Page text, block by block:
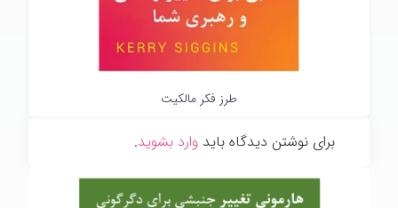
طرز فکر مالکیت
برای نوشتن دیدگاه باید وارد بشوید.